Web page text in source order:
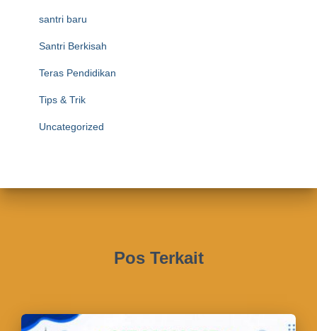
santri baru
Santri Berkisah
Teras Pendidikan
Tips & Trik
Uncategorized
Pos Terkait